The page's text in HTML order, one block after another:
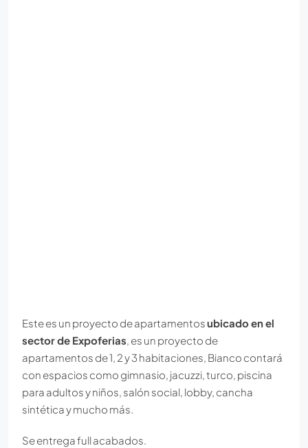
Este es un proyecto de apartamentosubicado en el
sector de Expoferias, es un proyecto de
apartamentos de 1, 2 y 3 habitaciones, Bianco contará
con espacios como gimnasio, jacuzzi, turco, piscina
para adultos y niños, salón social, lobby, cancha
sintética y mucho más.
Se entrega full acabados.